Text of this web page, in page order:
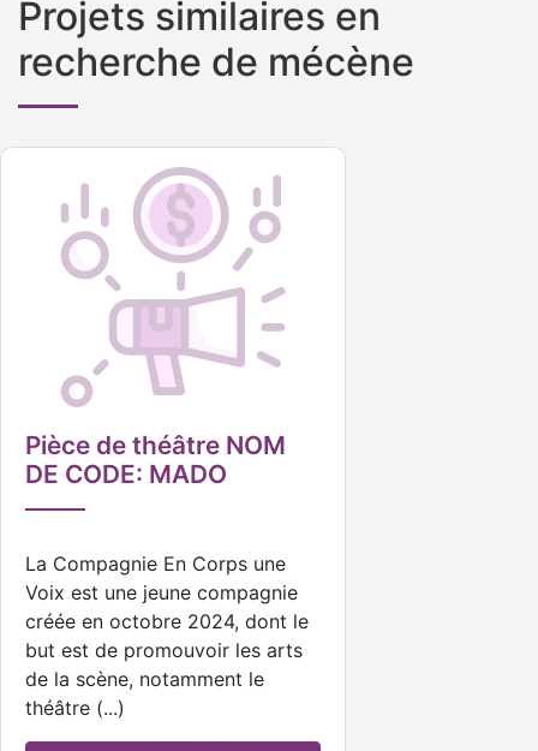
Projets similaires en
recherche de mécène
Pièce de théâtre NOM
DE CODE: MADO
La Compagnie En Corps une
Voix est une jeune compagnie
créée en octobre 2024, dont le
but est de promouvoir les arts
de la scène, notamment le
théâtre (...)